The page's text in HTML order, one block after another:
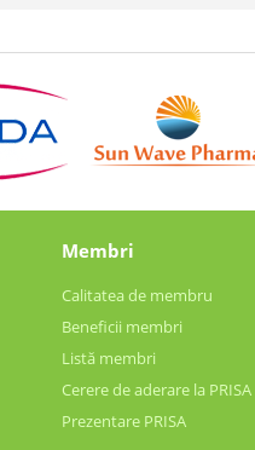
Membri
Calitatea de membru
Beneficii membri
Listă membri
Cerere de aderare la PRISA
Prezentare PRISA